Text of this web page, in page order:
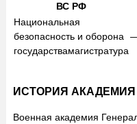
ВС РФ
Национальная
безопасность и оборона
государствамагистратура
ИСТОРИЯ АКАДЕМИЯ
Военная академия